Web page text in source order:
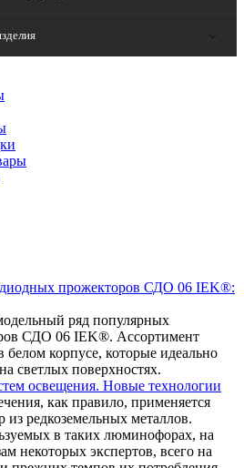
прожекторов СДО 06 IEK®:
ряд популярных
СДО 06 IEK®. Ассортимент
корпусе, которые идеально
светлых поверхностях.
освещения. Новые технологии
как правило, применяется
редкоземельных металлов.
в таких люминофорах, на
некоторых экспертов, всего на